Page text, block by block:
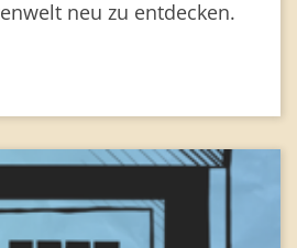
neu zu entdecken.